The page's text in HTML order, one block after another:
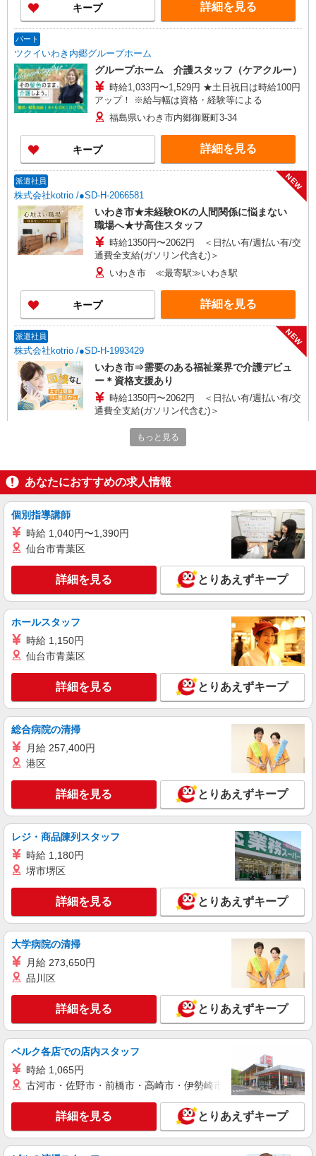
キープ 詳細を見る
パート
ツクイいわき内郷グループホーム
グループホーム 介護スタッフ（ケアクルー）
時給1,033円〜1,529円 ★土日祝日は時給100円
アップ！ ※給与幅は資格・経験等による
福島県いわき市内郷御厩町3-34
キープ 詳細を見る
派遣社員
株式会社kotrio /●SD-H-2066581
NEW
いわき市★未経験OKの人間関係に悩まない
職場へ★サ高住スタッフ
時給1350円〜2062円 ＜日払い有/週払い有/交
通費全支給(ガソリン代含む)＞
いわき市 ≪最寄駅≫いわき駅
キープ 詳細を見る
派遣社員
株式会社kotrio /●SD-H-1993429
NEW
いわき市⇒需要のある福祉業界で介護デビュ
ー＊資格支援あり
時給1350円〜2062円 ＜日払い有/週払い有/交
通費全支給(ガソリン代含む)＞
いわき市 ≪最寄駅≫いわき駅
NEW
いわき市｜シニア向けマンションで夜勤専従
＊暮らしのお手伝い
時給1350円〜2062円 ＜日払い有/週払い有/交
通費全支給(ガソリン代含む)＞
いわき市 ≪最寄駅≫いわき駅
詳細を見る
派遣社員
株式会社kotrio /●SD-H-1975175
NEW
いわき市｜日払いOK！日収1万円超え×サ高
住スタッフ！
時給1350円〜2062円 ＜日払い有/週払い有/交
詳細を見る
株式会社kotrio /●SD-H-1909131
NEW
いわき市▼綺麗なサ高住で生活ケア▼清掃や
時給1350円〜2062円 ＜日払い有/週払い有/交
いわき市 ≪最寄駅≫いわき駅
キープ 詳細を見る
派遣社員
株式会社kotrio /●SD-H-1975323
NEW
いわき市｜小さなグループホームで家事や生
活のサポート！
時給1350円〜2062円 ＜日払い有/週払い有/交
通費全支給(ガソリン代含む)＞
いわき市 ≪最寄駅≫いわき駅
キープ 詳細を見る
NEW
<いわき市>高時給&シフト柔軟でいいとこ取
もっと見る
あなたにおすすめの求人情報
個別指導講師
時給 1,040円〜1,390円
仙台市青葉区
詳細を見る とりあえずキープ
ホールスタッフ
時給 1,150円
仙台市青葉区
詳細を見る とりあえずキープ
総合病院の清掃
月給 257,400円
港区
詳細を見る とりあえずキープ
レジ・商品陳列スタッフ
時給 1,180円
堺市堺区
詳細を見る とりあえずキープ
大学病院の清掃
月給 273,650円
品川区
詳細を見る とりあえずキープ
ベルク各店での店内スタッフ
時給 1,065円
古河市・佐野市・前橋市・高崎市・伊勢崎市・太田市・館林市
詳細を見る とりあえずキープ